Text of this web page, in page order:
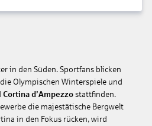
in den Süden. Sportfans blicken
Olympischen Winterspiele und
Cortina d’Ampezzostattfinden.
die majestätische Bergwelt
in den Fokus rücken, wird